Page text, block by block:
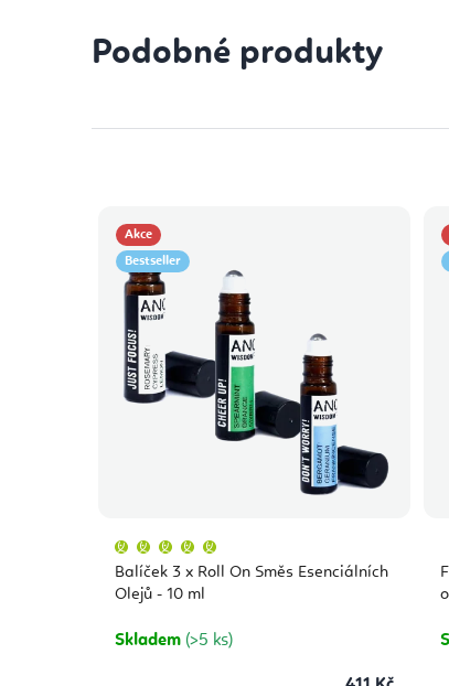
Podobné produkty
Akce
Bestseller
Balíček 3 x Roll On Směs Esenciálních
Olejů - 10 ml
produktu
je
hvězdiček.
Skladem (>5 ks)